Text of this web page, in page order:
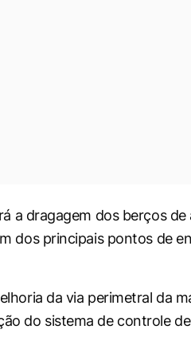
a dragagem dos berços de
dos principais pontos de
da via perimetral da
do sistema de controle